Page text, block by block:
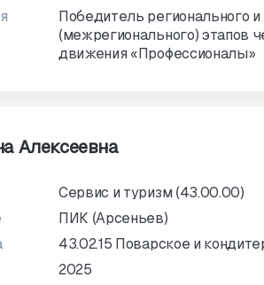
Победитель регионального и
(межрегионального) этапов
движения «Профессионалы»
Алексеевна
Сервис и туризм (43.00.00)
ПИК (Арсеньев)
43.02.15 Поварское и
2025